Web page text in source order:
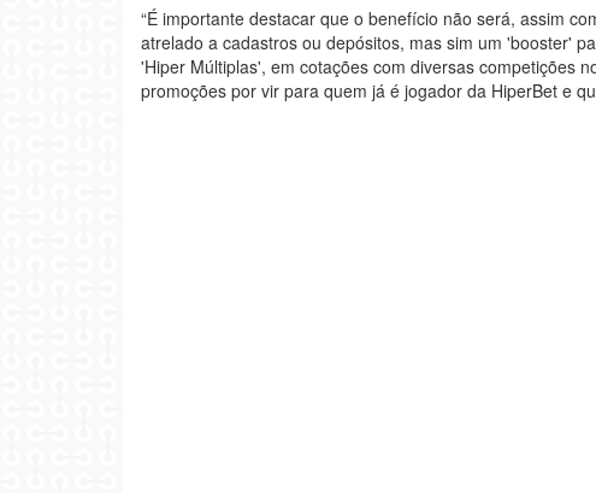
“É importante destacar que o benefício não será, assim
atrelado a cadastros ou depósitos, mas sim um 'booster'
'Hiper Múltiplas', em cotações com diversas competições
promoções por vir para quem já é jogador da HiperBet e